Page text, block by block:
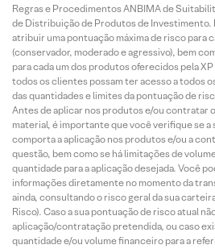
Regras e Procedimentos ANBIMA de
de Distribuição de Produtos de Investimento.
atribuir uma pontuação máxima de risco para
(conservador, moderado e agressivo), bem
para cada um dos produtos oferecidos pela
todos os clientes possam ter acesso a todos
das quantidades e limites da pontuação de
Antes de aplicar nos produtos e/ou contratar
material, é importante que você verifique se a
comporta a aplicação nos produtos e/ou a
questão, bem como se há limitações de
quantidade para a aplicação desejada. Você
informações diretamente no momento da
ainda, consultando o risco geral da sua
Risco). Caso a sua pontuação de risco atual
aplicação/contratação pretendida, ou caso
quantidade e/ou volume financeiro para a